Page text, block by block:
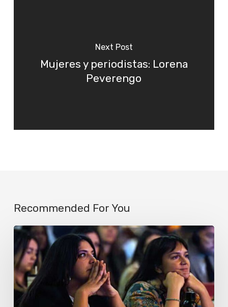
Next Post
Mujeres y periodistas: Lorena
Peverengo
Recommended For You
ISOJ
2026
debatirá
el
futuro